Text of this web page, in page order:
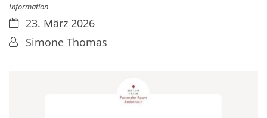
Information
Datum:23. März 2026
Von:Simone Thomas